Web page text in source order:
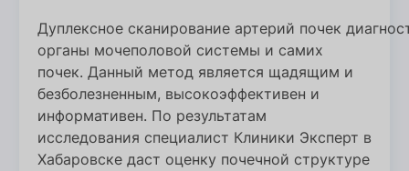
Дуплексное сканирование артерий почек
органы мочеполовой системы и самих
почек. Данный метод является щадящим и
безболезненным, высокоэффективен и
информативен. По результатам
исследования специалист Клиники Эксперт в
Хабаровске даст оценку почечной структуре